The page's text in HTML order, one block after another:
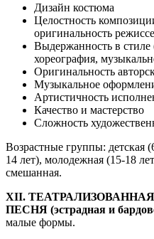
Дизайн костюма
Целостность
оригинальность
Выдержанность в стиле
хореография,
Оригинальность
Музыкальное
Артистичность
Качество и мастерство
Сложность
Возрастные группы: детская
14 лет), молодежная (15-18
смешанная.
XII.
ПЕСНЯ (эстрадная и
малые формы.